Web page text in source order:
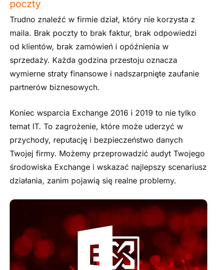
poczty
Trudno znaleźć w firmie dział, który nie korzysta z
maila. Brak poczty to brak faktur, brak odpowiedzi
od klientów, brak zamówień i opóźnienia w
sprzedaży. Każda godzina przestoju oznacza
wymierne straty finansowe i nadszarpnięte zaufanie
partnerów biznesowych.
Koniec wsparcia Exchange 2016 i 2019 to nie tylko
temat IT. To zagrożenie, które może uderzyć w
przychody, reputację i bezpieczeństwo danych
Twojej firmy. Możemy przeprowadzić audyt Twojego
środowiska Exchange i wskazać najlepszy scenariusz
działania, zanim pojawią się realne problemy.